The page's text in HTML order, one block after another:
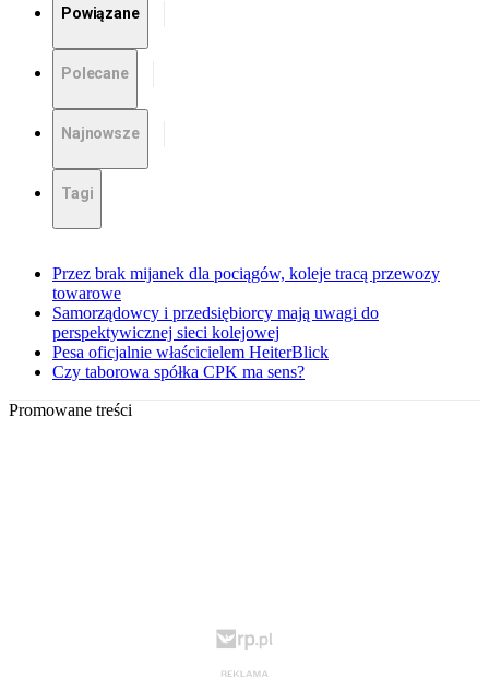
Powiązane
Polecane
Najnowsze
Tagi
Przez brak mijanek dla pociągów, koleje tracą przewozy
towarowe
Samorządowcy i przedsiębiorcy mają uwagi do
perspektywicznej sieci kolejowej
Pesa oficjalnie właścicielem HeiterBlick
Czy taborowa spółka CPK ma sens?
Promowane treści